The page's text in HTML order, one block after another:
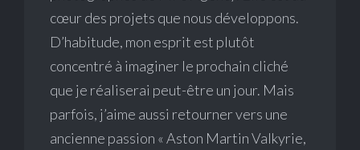
cœur des projets que nous développons.
D’habitude, mon esprit est plutôt
concentré à imaginer le prochain cliché
que je réaliserai peut-être un jour. Mais
parfois, j’aime aussi retourner vers une
ancienne passion « Aston Martin Valkyrie,